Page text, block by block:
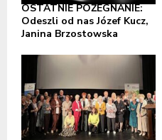
OSTATNIE POŻEGNANIE:
Odeszli od nas Józef Kucz,
Janina Brzostowska